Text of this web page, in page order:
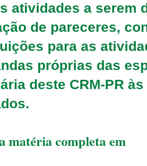
atividades a serem
de pareceres,
para as
próprias das
deste CRM-PR
matéria completa em